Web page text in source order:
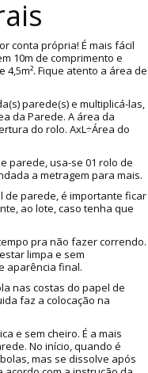
conta própria! É mais fácil
10m de comprimento e
Fique atento a área de
parede(s) e multiplicá-las,
da Parede. A área da
do rolo. AxL÷Área do
parede, usa-se 01 rolo de
a metragem para mais.
de parede, é importante ficar
ao lote, caso tenha que
pra não fazer correndo.
limpa e sem
aparência final.
nas costas do papel de
faz a colocação na
e sem cheiro. É a mais
No início, quando é
mas se dissolve após